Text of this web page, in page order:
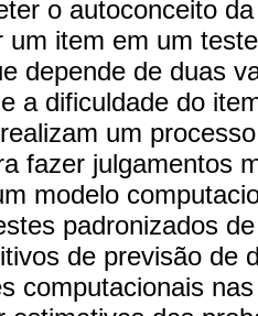
o autoconceito
um item em um
depende de duas
a dificuldade do
um
fazer julgamentos
modelo
padronizados
de previsão de
computacionais